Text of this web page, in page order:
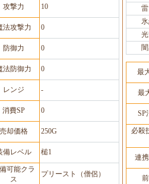
攻撃力 10
法攻撃力 0
防御力 0
法防御力 0
レンジ -
消費SP 0
売却価格 250G
備レベル 槌1
可能クラ
ス
プリースト（僧侶）
最
最
SP
必殺
連